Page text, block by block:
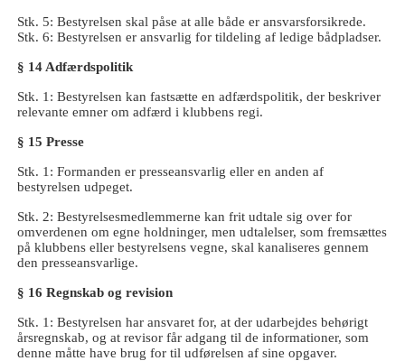
Stk. 5: Bestyrelsen skal påse at alle både er ansvarsforsikrede.
Stk. 6: Bestyrelsen er ansvarlig for tildeling af ledige bådpladser.
§ 14 Adfærdspolitik
Stk. 1: Bestyrelsen kan fastsætte en adfærdspolitik, der beskriver
relevante emner om adfærd i klubbens regi.
§ 15 Presse
Stk. 1: Formanden er presseansvarlig eller en anden af
bestyrelsen udpeget.
Stk. 2: Bestyrelsesmedlemmerne kan frit udtale sig over for
omverdenen om egne holdninger, men udtalelser, som fremsættes
på klubbens eller bestyrelsens vegne, skal kanaliseres gennem
den presseansvarlige.
§ 16 Regnskab og revision
Stk. 1: Bestyrelsen har ansvaret for, at der udarbejdes behørigt
årsregnskab, og at revisor får adgang til de informationer, som
denne måtte have brug for til udførelsen af sine opgaver.